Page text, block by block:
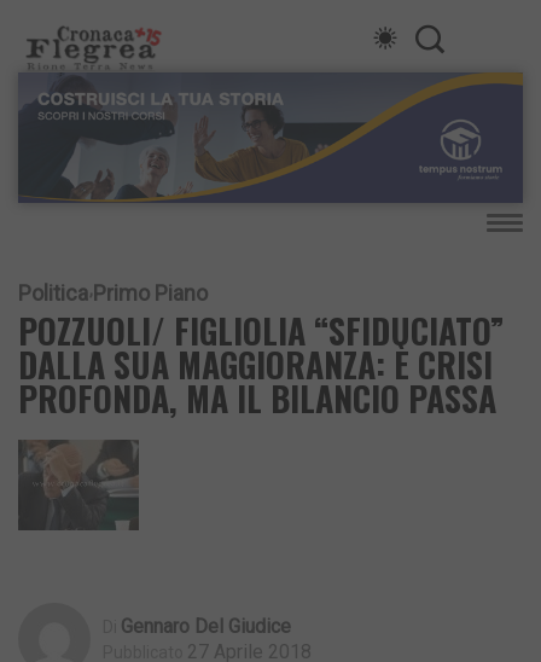
Politica Primo Piano
POZZUOLI/ FIGLIOLIA “SFIDUCIATO”
DALLA SUA MAGGIORANZA: È CRISI
PROFONDA, MA IL BILANCIO PASSA
Gennaro Del Giudice
27 Aprile 2018